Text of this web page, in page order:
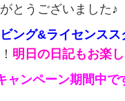
とうございました♪
ング&ライセンスス
明日の日記もお楽
ャンペーン期間中で